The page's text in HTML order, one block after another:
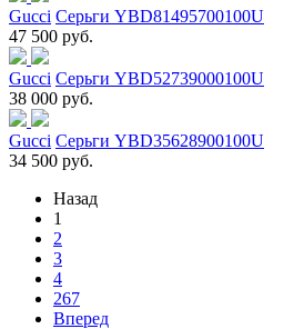
Gucci Серьги YBD81495700100U
47 500 руб.
Gucci Серьги YBD52739000100U
38 000 руб.
Gucci Серьги YBD35628900100U
34 500 руб.
Назад
1
2
3
4
267
Вперед